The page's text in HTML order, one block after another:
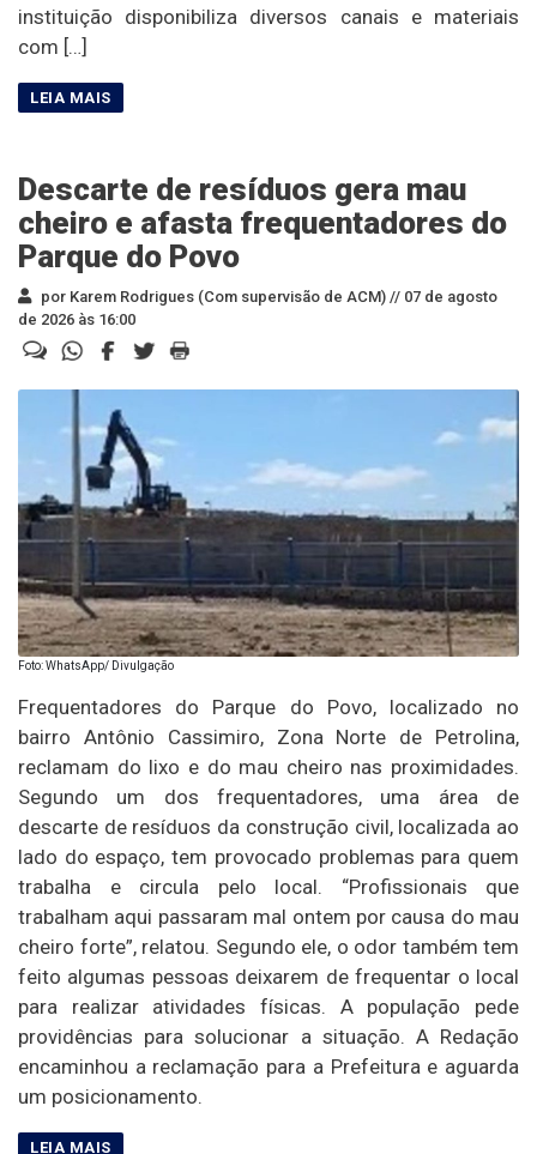
instituição disponibiliza diversos canais e materiais
com […]
Descarte de resíduos gera mau
cheiro e afasta frequentadores do
Parque do Povo
por Karem Rodrigues (Com supervisão de ACM) // 07 de agosto
de 2026 às 16:00
Foto: WhatsApp/ Divulgação
Frequentadores do Parque do Povo, localizado no
bairro Antônio Cassimiro, Zona Norte de Petrolina,
reclamam do lixo e do mau cheiro nas proximidades.
Segundo um dos frequentadores, uma área de
descarte de resíduos da construção civil, localizada ao
lado do espaço, tem provocado problemas para quem
trabalha e circula pelo local. “Profissionais que
trabalham aqui passaram mal ontem por causa do mau
cheiro forte”, relatou. Segundo ele, o odor também tem
feito algumas pessoas deixarem de frequentar o local
para realizar atividades físicas. A população pede
providências para solucionar a situação. A Redação
encaminhou a reclamação para a Prefeitura e aguarda
um posicionamento.